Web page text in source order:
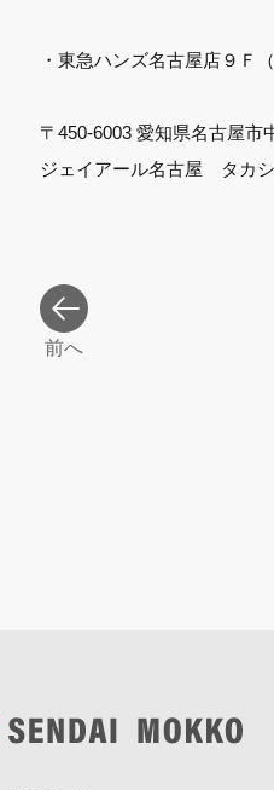
・東急ハンズ名古屋店９Ｆ
〒450-6003 愛知県名古屋市
ジェイアール名古屋 タカ
前へ